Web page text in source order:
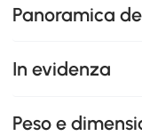
Panoramica
In evidenza
Peso e